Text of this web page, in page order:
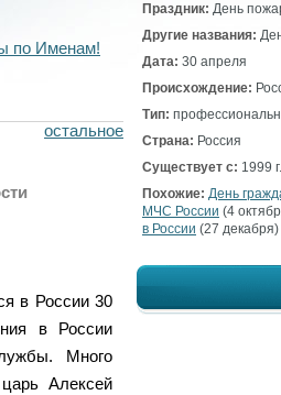
по Именам!
остальное
в России 30
в России
Много
Алексей
Праздник: День
Другие названия:
Дата: 30 апреля
Происхождение:
Тип:
Страна: Россия
Существует с: 1999 г.
Похожие: День
МЧС России (4
в России (27 декабря)